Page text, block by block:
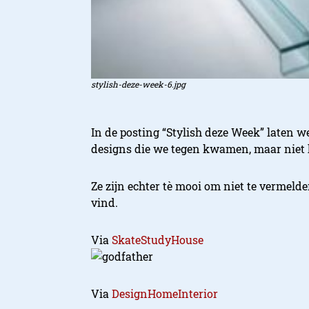
stylish-deze-week-6.jpg
In de posting “Stylish deze Week” laten
designs die we tegen kwamen, maar niet
Ze zijn echter tè mooi om niet te
vind.
Via SkateStudyHouse
Via DesignHomeInterior